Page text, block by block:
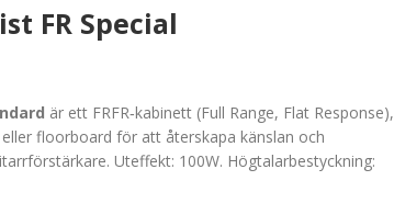
FR Special
är ett FRFR‑kabinett (Full Range, Flat Response),
floorboard för att återskapa känslan och
Uteffekt: 100W. Högtalarbestyckning: